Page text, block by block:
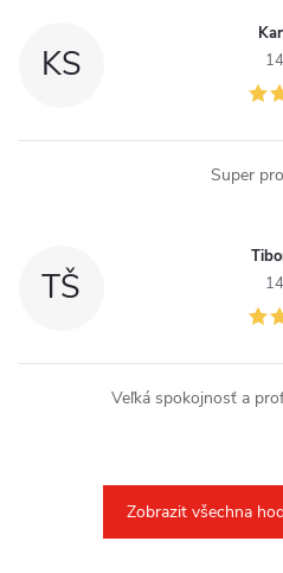
KS
Super
TŠ
Veľká spokojnosť a
Zobrazit všechna